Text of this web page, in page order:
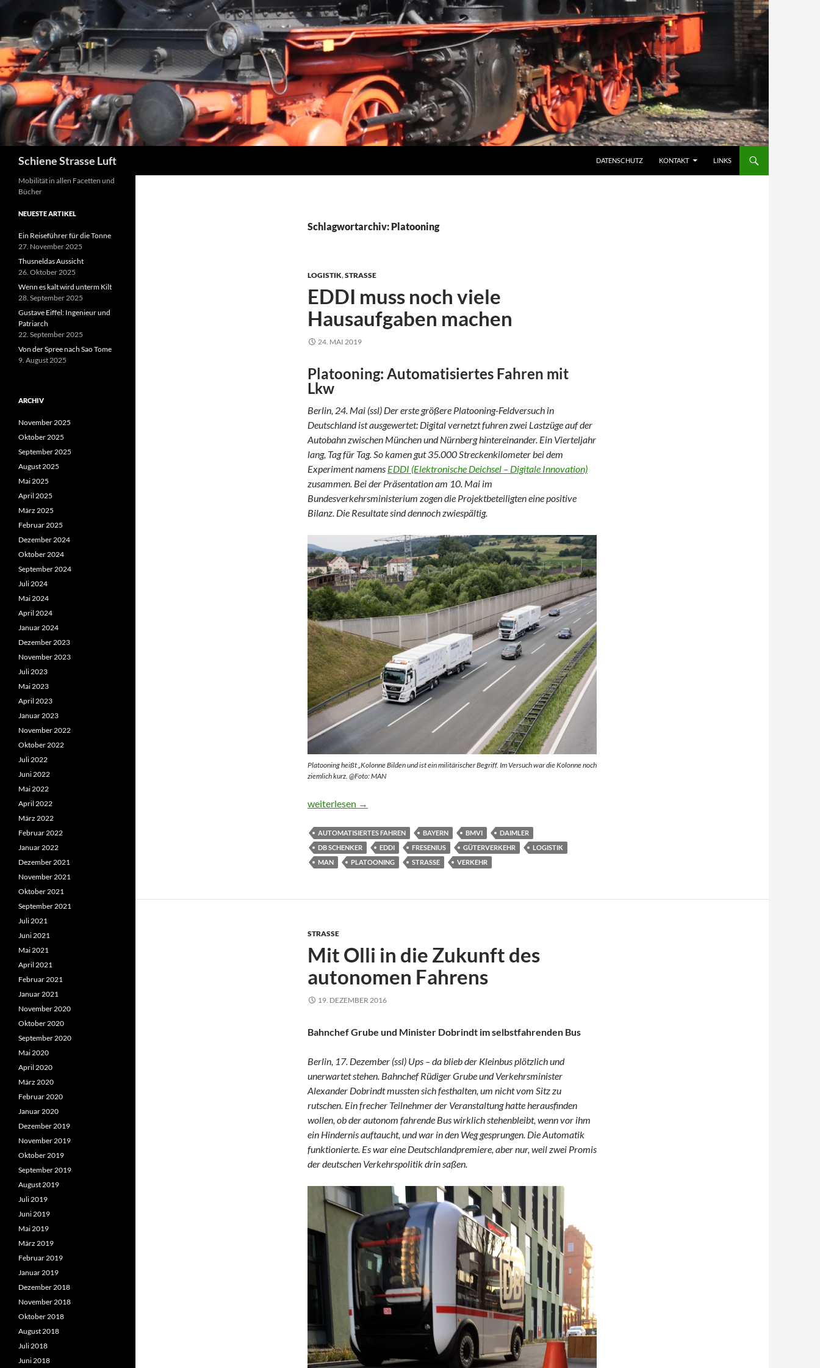
Zum
Inhalt
springen
Schiene Strasse Luft DATENSCHUTZ KONTAKT LINKS
Schlagwortarchiv: Platooning
LOGISTIK,STRASSE
EDDI muss noch viele
Hausaufgaben machen
24. MAI 2019
Platooning: Automatisiertes Fahren mit
Lkw
Berlin, 24. Mai (ssl) Der erste größere Platooning-Feldversuch in
Deutschland ist ausgewertet: Digital vernetzt fuhren zwei Lastzüge auf der
Autobahn zwischen München und Nürnberg hintereinander. Ein Vierteljahr
lang, Tag für Tag. So kamen gut 35.000 Streckenkilometer bei dem
Experiment namens EDDI (Elektronische Deichsel – Digitale Innovation)
zusammen. Bei der Präsentation am 10. Mai im
Bundesverkehrsministerium zogen die Projektbeteiligten eine positive
Bilanz. Die Resultate sind dennoch zwiespältig.
Platooning heißt „Kolonne Bilden und ist ein militärischer Begriff. Im Versuch war die Kolonne noch
ziemlich kurz. @Foto: MAN
EDDI muss noch viele Hausaufgaben machen
weiterlesen →
AUTOMATISIERTES FAHREN BAYERN BMVI
DAIMLER
DB SCHENKER
EDDI FRESENIUS GÜTERVERKEHR
LOGISTIK
MAN
PLATOONING STRASSE VERKEHR
STRASSE
Mit Olli in die Zukunft des
autonomen Fahrens
19. DEZEMBER 2016
Bahnchef Grube und Minister Dobrindt im selbstfahrenden Bus
Berlin, 17. Dezember (ssl) Ups – da blieb der Kleinbus plötzlich und
unerwartet stehen. Bahnchef Rüdiger Grube und Verkehrsminister
Alexander Dobrindt mussten sich festhalten, um nicht vom Sitz zu
rutschen. Ein frecher Teilnehmer der Veranstaltung hatte herausfinden
wollen, ob der autonom fahrende Bus wirklich stehenbleibt, wenn vor ihm
ein Hindernis auftaucht, und war in den Weg gesprungen. Die Automatik
funktionierte. Es war eine Deutschlandpremiere, aber nur, weil zwei Promis
der deutschen Verkehrspolitik drin saßen.
Mobilität in allen Facetten und
Bücher
NEUESTE ARTIKEL
Ein Reiseführer für die Tonne
27. November 2025
Thusneldas Aussicht
26. Oktober 2025
Wenn es kalt wird unterm Kilt
28. September 2025
Gustave Eiffel: Ingenieur und
Patriarch
22. September 2025
Von der Spree nach Sao Tome
9. August 2025
ARCHIV
November 2025
Oktober 2025
September 2025
August 2025
Mai 2025
April 2025
März 2025
Februar 2025
Dezember 2024
Oktober 2024
September 2024
Juli 2024
Mai 2024
April 2024
Januar 2024
Dezember 2023
November 2023
Juli 2023
Mai 2023
April 2023
Januar 2023
November 2022
Oktober 2022
Juli 2022
Juni 2022
Mai 2022
April 2022
März 2022
Februar 2022
Januar 2022
Dezember 2021
November 2021
Oktober 2021
September 2021
Juli 2021
Juni 2021
Mai 2021
April 2021
Februar 2021
Januar 2021
November 2020
Oktober 2020
September 2020
Mai 2020
April 2020
März 2020
Februar 2020
Januar 2020
Dezember 2019
November 2019
Oktober 2019
September 2019
August 2019
Juli 2019
Juni 2019
Mai 2019
März 2019
Februar 2019
Januar 2019
Dezember 2018
November 2018
Oktober 2018
August 2018
Juli 2018
Juni 2018